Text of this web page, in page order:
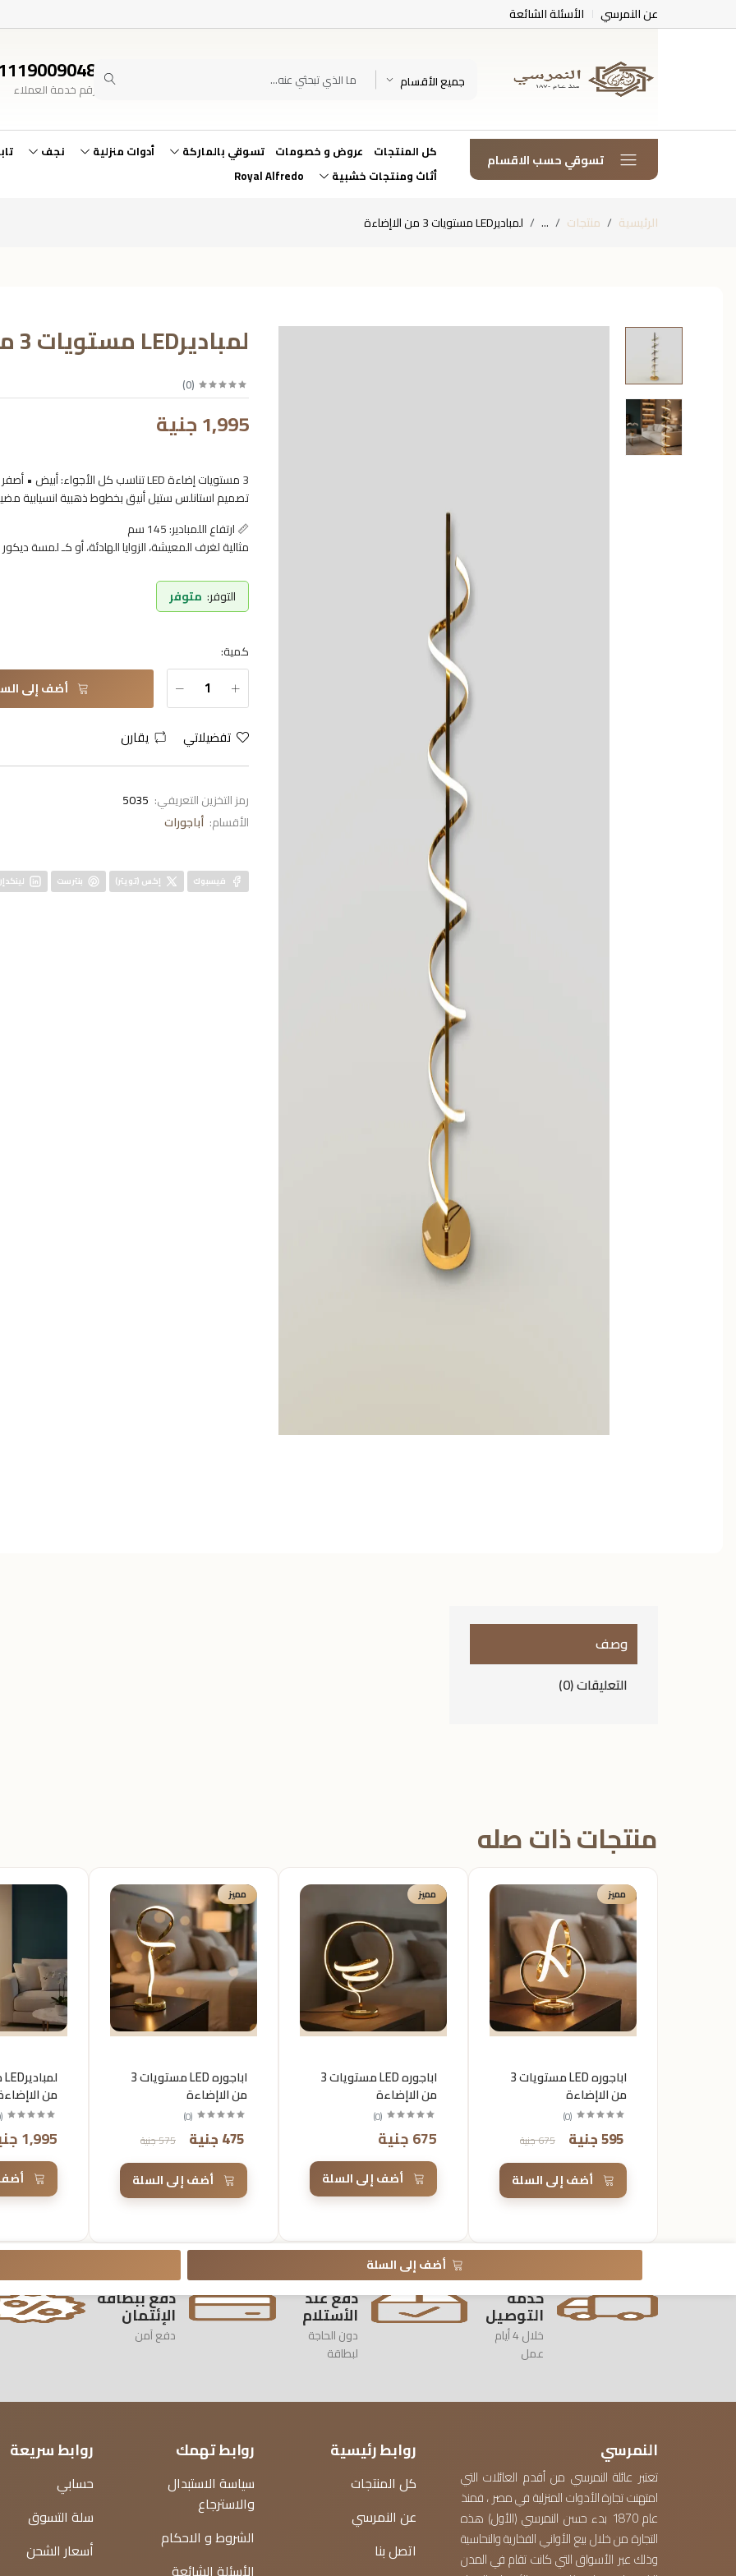
عن النمرسي الأسئلة الشائعة
جميع الأقسام رقم خدمة العملاء
تسوقي حسب الاقسام كل المنتجات عروض و خصومات تسوقي بالماركة أدوات منزلية نجف
أثاث ومنتجات خشبية
Royal Alfredo
الرئيسية منتجات ... لمباديرLED مستويات 3 من الاإضاءة
لمباديرLED مستويات 3 من الاإضاءة
(
0
)
1,995 جنية
3 مستويات إضاءة LED تناسب كل الأجواء: أبيض • أصفر • وورم ✨
تصميم استانلس ستيل أنيق بخطوط ذهبية انسيابية
📏 ارتفاع اللمبادير: 145 سم
مثالية لغرف المعيشة، الزوايا الهادئة، أو كـ لمسة ديكور
التوفر: متوفر
كمية:
أضف إلى
تفضيلاتي يقارن
رمز التخزين التعريفي: 5035
الأقسام: أباجورات
فيسبوك إكس (تويتر) بنترست
وصف
التعليقات (0)
منتجات ذات صله
مميز
اباجوره LED مستويات 3
من الاإضاءة
(
0
)
595 جنية 675 جنية
أضف إلى السلة
مميز
اباجوره LED مستويات 3
من الاإضاءة
(
0
)
675 جنية
أضف إلى السلة
مميز
اباجوره LED مستويات 3
من الاإضاءة
(
0
)
475 جنية 575 جنية
أضف إلى السلة
من
(
1,995 جنية
أضف إلى السلة
خدمة
التوصيل
خلال 4 أيام
عمل
دفع عند
الأستلام
دون الحاجة
لبطاقة
دفع ببطاقة
الإئتمان
دفع آمن
النمرسي
تعتبر عائلة النمرسي من أقدم العائلات التي
امتهنت تجارة الأدوات المنزلية في مصر ، فمنذ
عام 1870 بدء حسن النمرسي (الأول) هذه
التجارة من خلال بيع الأواني الفخارية والنحاسية
وذلك عبر الأسواق التي كانت تقام في المدن
روابط رئيسية
كل المنتجات
عن النمرسي
اتصل بنا
روابط تهمك
سياسة الاستبدال
والاسترجاع
الشروط و الاحكام
الأسئلة الشائعة
روابط سريعة
حسابي
سلة التسوق
أسعار الشحن